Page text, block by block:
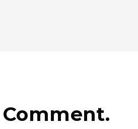
Comment.